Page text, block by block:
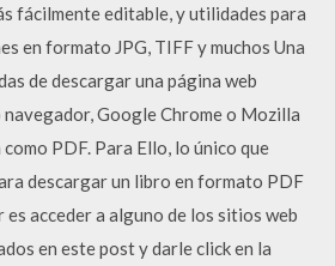
fácilmente editable, y utilidades para
en formato JPG, TIFF y muchos Una
de descargar una página web
Google Chrome o Mozilla
PDF. Para Ello, lo único que
descargar un libro en formato PDF
es acceder a alguno de los sitios web
en este post y darle click en la